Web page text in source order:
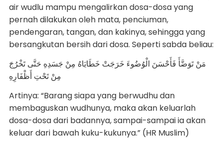
air wudlu mampu mengalirkan dosa-dosa yang
pernah dilakukan oleh mata, penciuman,
pendengaran, tangan, dan kakinya, sehingga yang
bersangkutan bersih dari dosa. Seperti sabda beliau:
مَنْ تَوَضَّأَ فَأَحْسَنَ الْوُضُوءَ خَرَجَتْ خَطَايَاهُ مِنْ جَسَدِهِ حَتَّى تَخْرُجَ
مِنْ تَحْتِ أَظْفَارِهِ
Artinya: “Barang siapa yang berwudhu dan
membaguskan wudhunya, maka akan keluarlah
dosa-dosa dari badannya, sampai-sampai ia akan
keluar dari bawah kuku-kukunya.” (HR Muslim)